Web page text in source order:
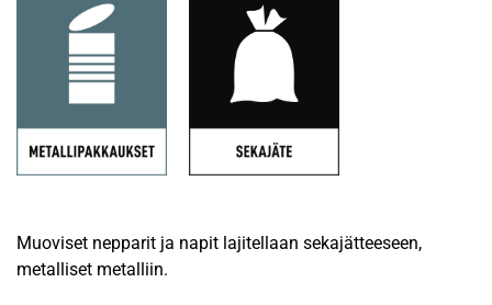
Muoviset nepparit ja napit lajitellaan sekajätteeseen,
metalliset metalliin.